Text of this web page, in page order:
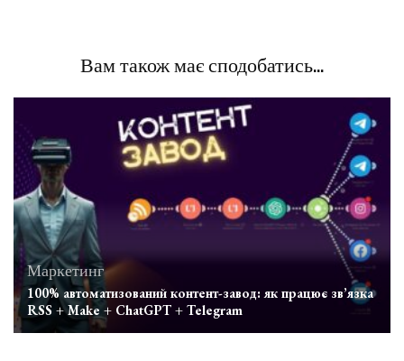
Вам також має сподобатись...
Маркетинг
100% автоматизований контент-завод: як працює зв’язка
RSS + Make + ChatGPT + Telegram